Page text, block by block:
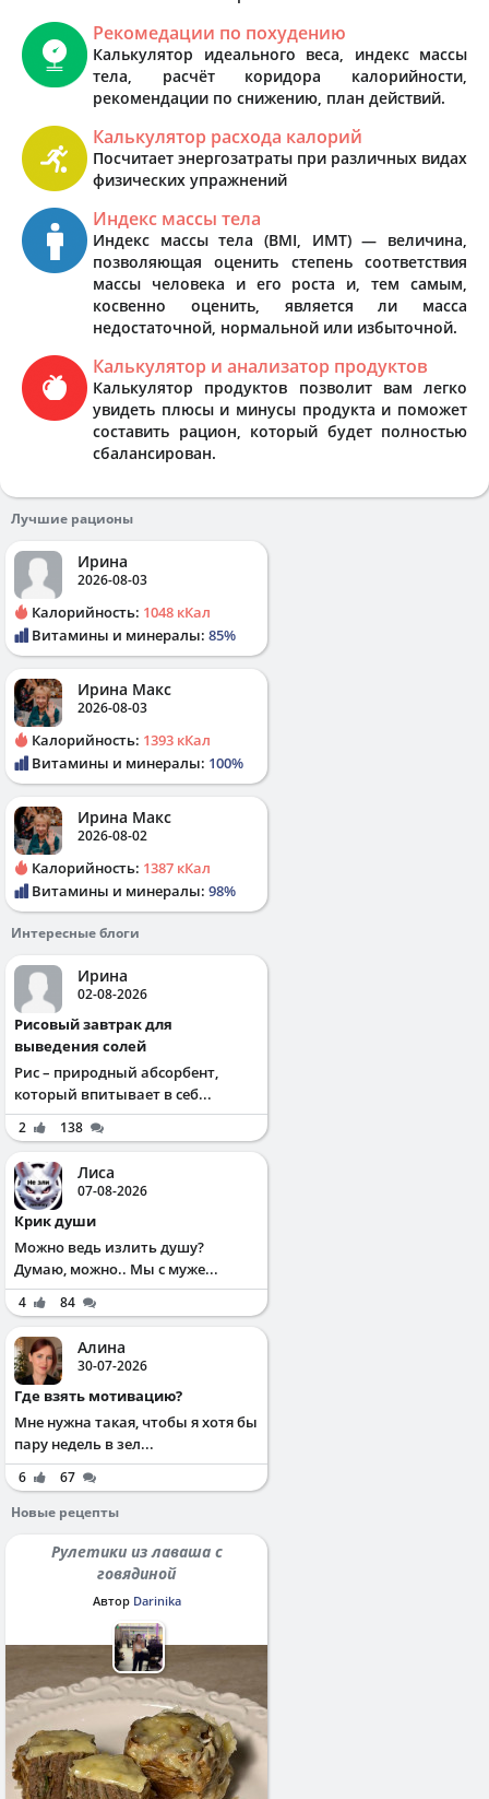
Рекомедации по похудению
Калькулятор идеального веса, индекс массы
тела, расчёт коридора калорийности,
рекомендации по снижению, план действий.
Калькулятор расхода калорий
Посчитает энергозатраты при различных видах
физических упражнений
Индекс массы тела
Индекс массы тела (BMI, ИМТ) — величина,
позволяющая оценить степень соответствия
массы человека и его роста и, тем самым,
косвенно оценить, является ли масса
недостаточной, нормальной или избыточной.
Калькулятор и анализатор продуктов
Калькулятор продуктов позволит вам легко
увидеть плюсы и минусы продукта и поможет
составить рацион, который будет полностью
сбалансирован.
Лучшие рационы
Ирина
2026-08-03
Калорийность: 1048 кКал
Витамины и минералы: 85%
Ирина Макс
2026-08-03
Калорийность: 1393 кКал
Витамины и минералы: 100%
Ирина Макс
2026-08-02
Калорийность: 1387 кКал
Витамины и минералы: 98%
Интересные блоги
Ирина
02-08-2026
Рисовый завтрак для
выведения солей
Рис – природный абсорбент,
который впитывает в себ...
2 138
Лиса
07-08-2026
Крик души
Можно ведь излить душу?
Думаю, можно.. Мы с муже...
4 84
Алина
30-07-2026
Где взять мотивацию?
Мне нужна такая, чтобы я хотя бы
пару недель в зел...
6
67
Новые рецепты
Рулетики из лаваша с
говядиной
Автор Darinika